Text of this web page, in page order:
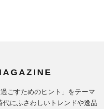
ごすためのヒント」をテーマ
にふさわしいトレンドや逸品